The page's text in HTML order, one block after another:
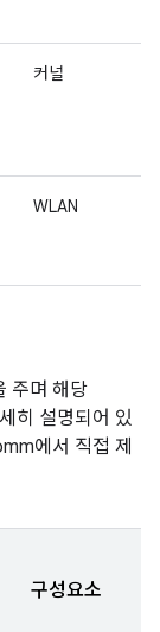
커널
WLAN
주며 해당
히 설명되어 있
에서 직접 제
구성요소